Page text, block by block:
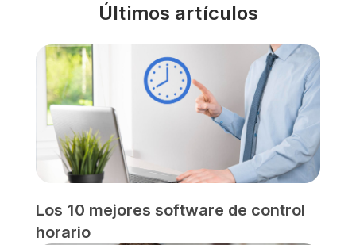
Últimos artículos
Los 10 mejores software de control
horario